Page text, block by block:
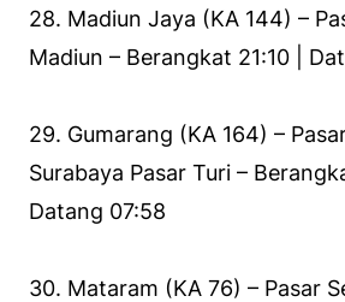
28. Madiun Jaya (KA 144) –
Madiun – Berangkat 21:10 |
29. Gumarang (KA 164) –
Surabaya Pasar Turi –
Datang 07:58
30. Mataram (KA 76) – Pasar